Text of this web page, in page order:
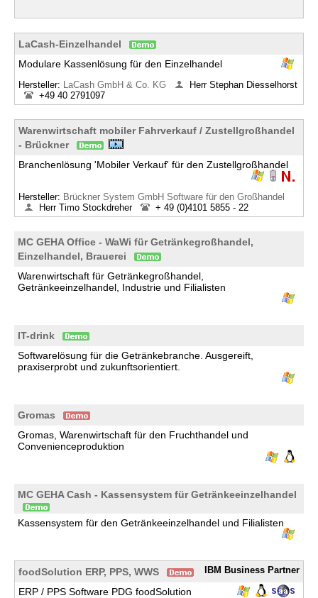
LaCash-Einzelhandel
Modulare Kassenlösung für den Einzelhandel
Hersteller: LaCash GmbH & Co. KG
Herr Stephan Diesselhorst
+49 40 2791097
Warenwirtschaft mobiler Fahrverkauf / Zustellgroßhandel
- Brückner
Branchenlösung 'Mobiler Verkauf' für den Zustellgroßhandel
Hersteller: Brückner System GmbH Software für den Großhandel
Herr Timo Stockdreher
+ 49 (0)4101 5855 - 22
MC GEHA Office - WaWi für Getränkegroßhandel,
Einzelhandel, Brauerei
Warenwirtschaft für Getränkegroßhandel,
Getränkeeinzelhandel, Industrie und Filialisten
IT-drink
Softwarelösung für die Getränkebranche. Ausgereift,
praxiserprobt und zukunftsorientiert.
Gromas
Gromas, Warenwirtschaft für den Fruchthandel und
Convenienceproduktion
MC GEHA Cash - Kassensystem für Getränkeeinzelhandel
Kassensystem für den Getränkeeinzelhandel und Filialisten
foodSolution ERP, PPS, WWS IBM Business Partner
ERP / PPS Software PDG foodSolution